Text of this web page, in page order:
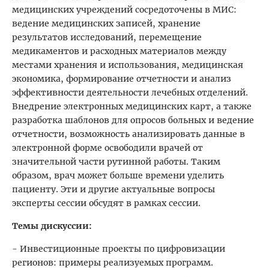
медицинских учреждений сосредоточены в МИС:
ведение медицинских записей, хранение
результатов исследований, перемещение
медикаментов и расходных материалов между
местами хранения и использования, медицинская
экономика, формирование отчетности и анализ
эффективности деятельности лечебных отделений.
Внедрение электронных медицинских карт, а также
разработка шаблонов для опросов больных и ведение
отчетности, возможность анализировать данные в
электронной форме освободили врачей от
значительной части рутинной работы. Таким
образом, врач может больше времени уделить
пациенту. Эти и другие актуальные вопросы
эксперты сессии обсудят в рамках сессии.
Темы дискуссии:
- Инвестиционные проекты по цифровизации
регионов: примеры реализуемых программ.